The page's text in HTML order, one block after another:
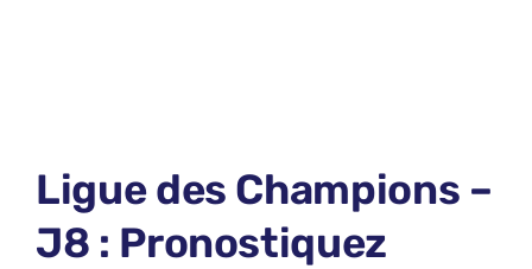
Ligue des Champions –
J8 : Pronostiquez